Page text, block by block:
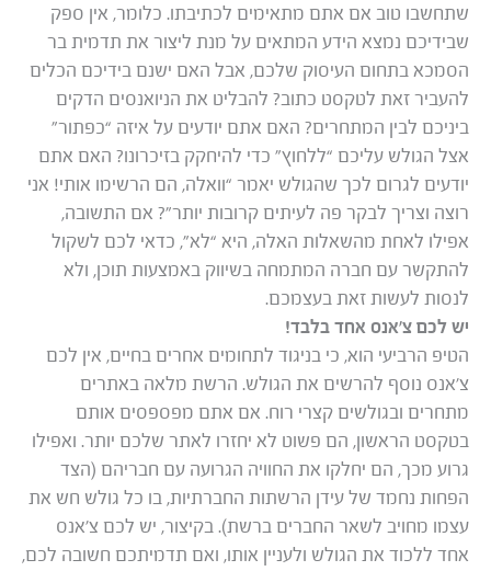
שתחשבו טוב אם אתם מתאימים לכתיבתו. כלומר, אין ספק
שבידיכם נמצא הידע המתאים על מנת ליצור את תדמית בר
הסמכא בתחום העיסוק שלכם, אבל האם ישנם בידיכם הכלים
להעביר זאת לטקסט כתוב? להבליט את הניואנסים הדקים
ביניכם לבין המתחרים? האם אתם יודעים על איזה “כפתור”
אצל הגולש עליכם “ללחוץ” כדי להיחקק בזיכרונו? האם אתם
יודעים לגרום לכך שהגולש יאמר “וואלה, הם הרשימו אותי! אני
רוצה וצריך לבקר פה לעיתים קרובות יותר”? אם התשובה,
אפילו לאחת מהשאלות האלה, היא “לא”, כדאי לכם לשקול
להתקשר עם חברה המתמחה בשיווק באמצעות תוכן, ולא
לנסות לעשות זאת בעצמכם.
יש לכם צ’אנס אחד בלבד!
הטיפ הרביעי הוא, כי בניגוד לתחומים אחרים בחיים, אין לכם
צ’אנס נוסף להרשים את הגולש. הרשת מלאה באתרים
מתחרים ובגולשים קצרי רוח. אם אתם מפספסים אותם
בטקסט הראשון, הם פשוט לא יחזרו לאתר שלכם יותר. ואפילו
גרוע מכך, הם יחלקו את החוויה הגרועה עם חבריהם (הצד
הפחות נחמד של עידן הרשתות החברתיות, בו כל גולש חש את
עצמו מחויב לשאר החברים ברשת). בקיצור, יש לכם צ’אנס
אחד ללכוד את הגולש ולעניין אותו, ואם תדמיתכם חשובה לכם,